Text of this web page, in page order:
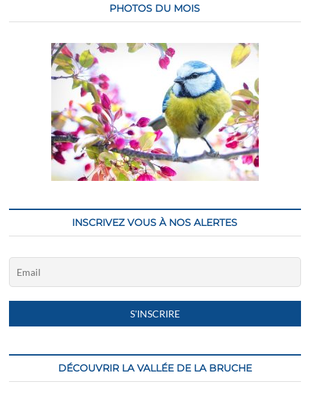
PHOTOS DU MOIS
INSCRIVEZ VOUS À NOS ALERTES
DÉCOUVRIR LA VALLÉE DE LA BRUCHE